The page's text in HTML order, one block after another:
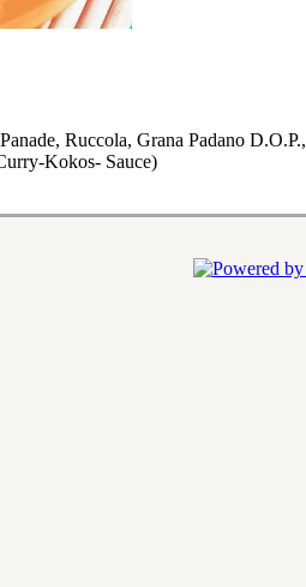
Ruccola, Grana Padano D.O.P.,
Kokos- Sauce)